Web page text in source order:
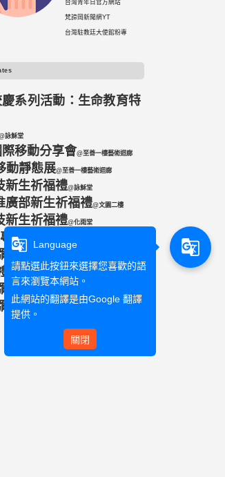
台灣青年日官方網站
梵諦岡新聞網YT
台灣駐教廷大使館粉專
系列活動：生命教育特
詠穌堂
移動分享會@至善一樓藝術迴廊
動靜態展@至善一樓藝術迴廊
新生祈福禮@詠穌堂
部新生祈福禮@文園二樓
生祈福禮@化雨堂
新生祈福禮
撒
撒
撒 @詠穌堂
g_translate
Language
請點選此按鈕來選擇您喜歡的語
言來瀏覽本網站。
此網站的翻譯是由Google 翻譯
提供。
關閉
g_translate